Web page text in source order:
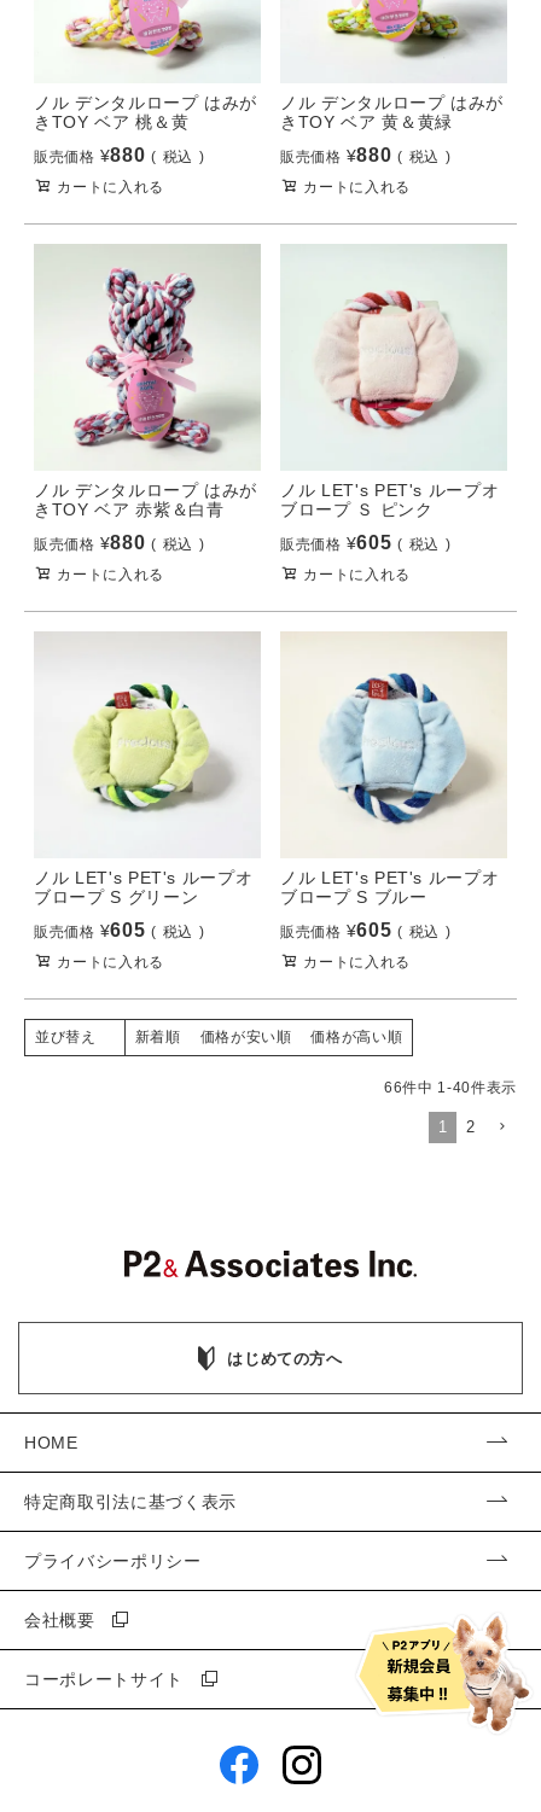
ノル デンタルロープ はみが
きTOY ベア 桃＆黄
販売価格 ¥880
税込
カートに入れる
ノル デンタルロープ はみが
きTOY ベア 黄＆黄緑
販売価格 ¥880
税込
カートに入れる
ノル デンタルロープ はみが
きTOY ベア 赤紫＆白青
販売価格 ¥880
税込
カートに入れる
ノル LET's PET's ループオ
ブロープ Ｓ ピンク
販売価格 ¥605
税込
カートに入れる
ノル LET's PET's ループオ
ブロープ S グリーン
販売価格 ¥605
税込
カートに入れる
ノル LET's PET's ループオ
ブロープ S ブルー
販売価格 ¥605
税込
カートに入れる
並び替え 新着順 価格が安い順 価格が高い順
66件中 1-40件表示
1 2
はじめての方へ
HOME
特定商取引法に基づく表示
プライバシーポリシー
会社概要
コーポレートサイト